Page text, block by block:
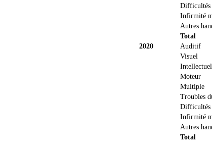
Difficultés
Infirmité
Autres
Total
2020
Auditif
Visuel
Intellectuel
Moteur
Multiple
Troubles
Difficultés
Infirmité
Autres
Total